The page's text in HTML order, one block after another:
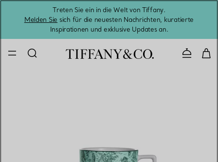
Treten Sie ein in die Welt von Tiffany.
Melden Sie sich für die neuesten Nachrichten, kuratierte
Inspirationen und exklusive Updates an.